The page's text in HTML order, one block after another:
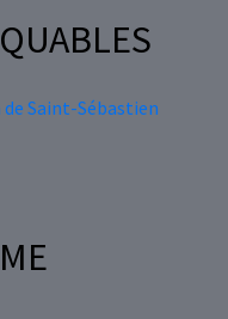
Saint-Sébastien